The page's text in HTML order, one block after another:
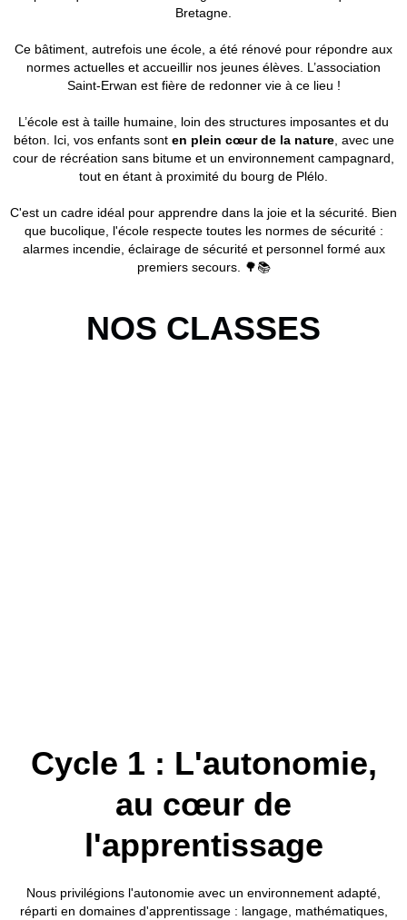
Bretagne.
Ce bâtiment, autrefois une école, a été rénové pour répondre aux
normes actuelles et accueillir nos jeunes élèves. L’association
Saint-Erwan est fière de redonner vie à ce lieu !
L’école est à taille humaine, loin des structures imposantes et du
béton. Ici, vos enfants sont en plein cœur de la nature, avec une
cour de récréation sans bitume et un environnement campagnard,
tout en étant à proximité du bourg de Plélo.
C'est un cadre idéal pour apprendre dans la joie et la sécurité. Bien
que bucolique, l'école respecte toutes les normes de sécurité :
alarmes incendie, éclairage de sécurité et personnel formé aux
premiers secours. 🌳📚
NOS CLASSES
Cycle 1 : L'autonomie,
au cœur de
l'apprentissage
Nous privilégions l'autonomie avec un environnement adapté,
réparti en domaines d'apprentissage : langage, mathématiques,